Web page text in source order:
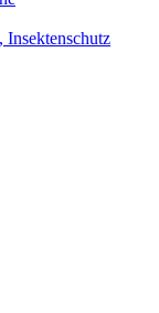
Insektenschutz